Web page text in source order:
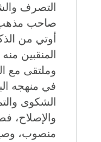
التصرف
صاحب مذهب
أوتي من
المنقبين
وملتقى مع
في منهجه
الشكوى
والإصلاح،
منصوب،